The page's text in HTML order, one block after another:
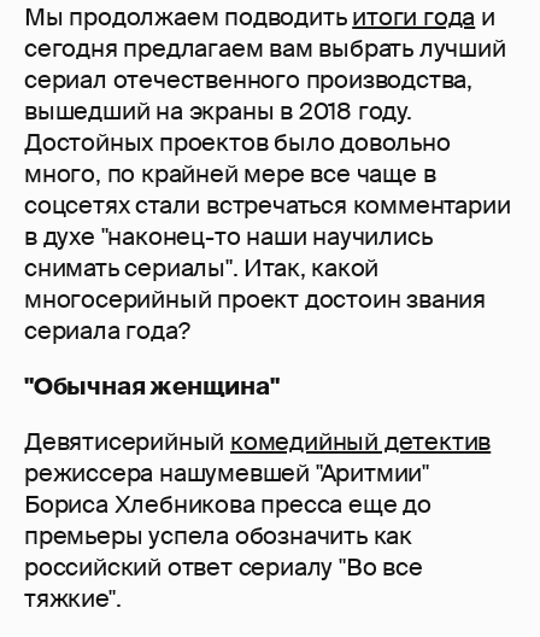
Мы продолжаем подводитьитоги года и
сегодня предлагаем вам выбрать лучший
сериал отечественного производства,
вышедший на экраны в 2018 году.
Достойных проектов было довольно
много, по крайней мере все чаще в
соцсетях стали встречаться комментарии
в духе "наконец-то наши научились
снимать сериалы". Итак, какой
многосерийный проект достоин звания
сериала года?
"Обычная женщина"
Девятисерийный комедийный детектив
режиссера нашумевшей "Аритмии"
Бориса Хлебникова пресса еще до
премьеры успела обозначить как
российский ответ сериалу "Во все
тяжкие".